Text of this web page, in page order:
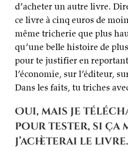
d’acheter un autre livre.
ce livre à cinq euros de
même tricherie que plus
qu’une belle histoire de
pour te justifier en
l’économie, sur l’éditeur,
Dans les faits, tu triches
Oui, mais je
pour tester, si ça
j’achèterai le livre.